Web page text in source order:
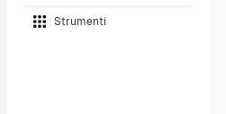
Strumenti